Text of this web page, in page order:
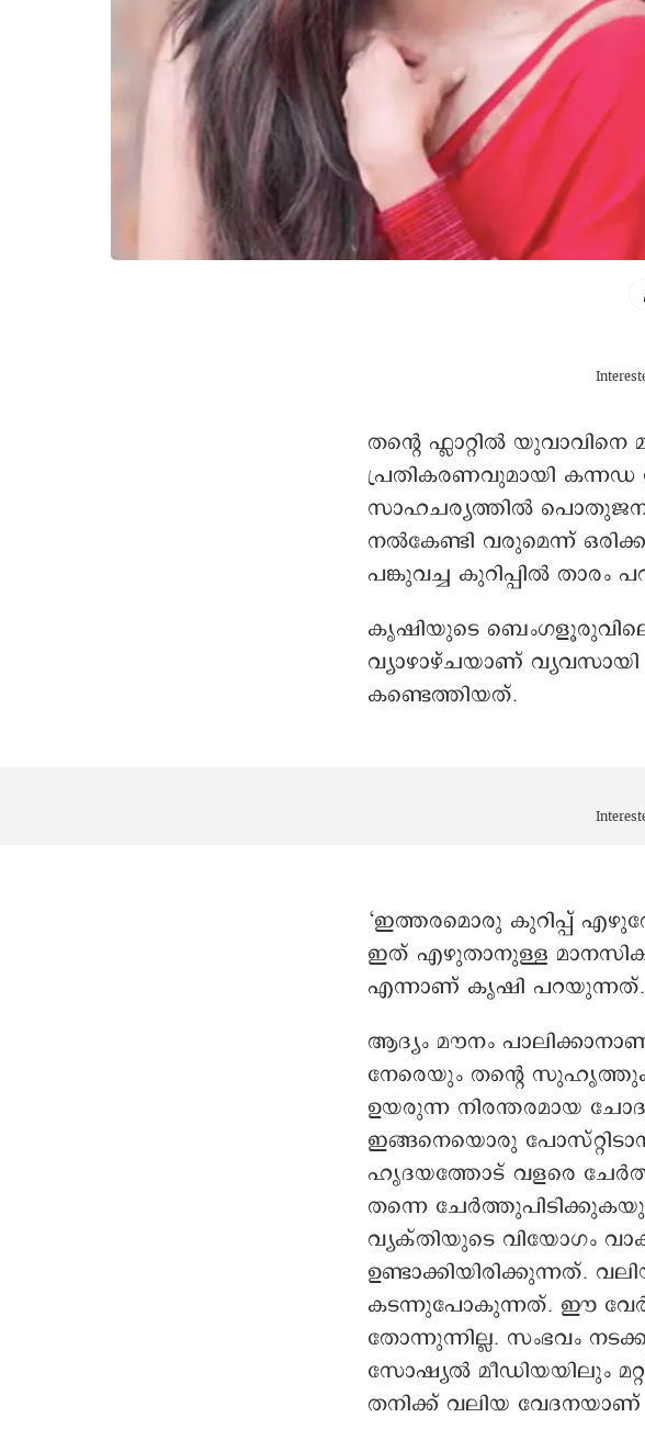
തന്റെ ഫ്ലാറ്റിൽ
പ്രതികരണവുമായി
സാഹചര്യത്തിൽ
നൽകേണ്ടി വരുമെന്ന്
പങ്കുവച്ച കുറിപ്പില്‍ താരം
കൃഷിയുടെ
വ്യാഴാഴ്ചയാണ്
കണ്ടെത്തിയത്.
‘ഇത്തരമൊരു കുറിപ്പ്
ഇത് എഴുതാനുള്ള
എന്നാണ് കൃഷി പറയുന്നത്.
ആദ്യം മൗനം
നേരെയും തന്റെ
ഉയരുന്ന നിരന്തരമായ
ഇങ്ങനെയൊരു
ഹൃദയത്തോട് വളരെ
തന്നെ
വ്യക്തിയുടെ വിയോഗം
ഉണ്ടാക്കിയിരിക്കുന്നത്.
കടന്നുപോകുന്നത്. ഈ
തോന്നുന്നില്ല. സംഭവം
സോഷ്യൽ മീഡിയയിലും
തനിക്ക് വലിയ